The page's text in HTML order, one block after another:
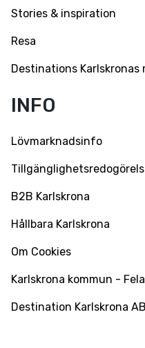
Stories & inspiration
Resa
Destinations Karlskronas
INFO
Lövmarknadsinfo
B2B Karlskrona
Hållbara Karlskrona
Om Cookies
Karlskrona kommun -
Destination Karlskrona AB